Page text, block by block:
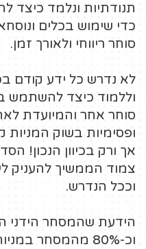
תנודתיות ונלמד כיצד
כדי שימוש בכלים
סוחר ריווחי ולאורך זמן.
לא נדרש כל ידע קודם
וללמוד כיצד להשתמש
סוחר אחר והמיועדת
ופסימיות בשוק המניות
אך ורק בכיוון הנכון!
צמוד הממשיך להעניק
וככל הנדרש.
הידעת שהמסחר הידני
וכ-80% מהמסחר